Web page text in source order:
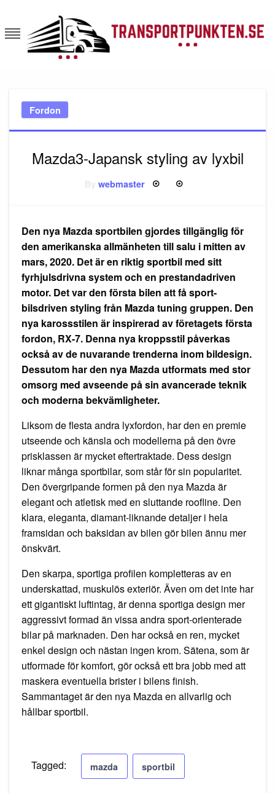
content
Fordon
Mazda3-Japansk styling av lyxbil
webmaster Posted
Den nya Mazda sportbilen gjordes tillgänglig för
den amerikanska allmänheten till salu i mitten av
mars, 2020. Det är en riktig sportbil med sitt
fyrhjulsdrivna system och en prestandadriven
motor. Det var den första bilen att få sport-
bilsdriven styling från Mazda tuning gruppen. Den
nya karossstilen är inspirerad av företagets första
fordon, RX-7. Denna nya kroppsstil påverkas
också av de nuvarande trenderna inom bildesign.
Dessutom har den nya Mazda utformats med stor
omsorg med avseende på sin avancerade teknik
och moderna bekvämligheter.
Liksom de flesta andra lyxfordon, har den en premie
utseende och känsla och modellerna på den övre
prisklassen är mycket eftertraktade. Dess design
liknar många sportbilar, som står för sin popularitet.
Den övergripande formen på den nya Mazda är
elegant och atletisk med en sluttande roofline. Den
klara, eleganta, diamant-liknande detaljer i hela
framsidan och baksidan av bilen gör bilen ännu mer
önskvärt.
Den skarpa, sportiga profilen kompletteras av en
underskattad, muskulös exteriör. Även om det inte har
ett gigantiskt luftintag, är denna sportiga design mer
aggressivt formad än vissa andra sport-orienterade
bilar på marknaden. Den har också en ren, mycket
enkel design och nästan ingen krom. Sätena, som är
utformade för komfort, gör också ett bra jobb med att
maskera eventuella brister i bilens finish.
Sammantaget är den nya Mazda en allvarlig och
hållbar sportbil.
Tagged: mazda sportbil